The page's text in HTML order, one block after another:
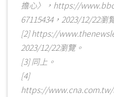
擔心〉，https://
67115434，2023/12/22瀏
[2] https://
2023/12/22瀏覽。
[3] 同上。
[4]
https://www.cna.com.tw/